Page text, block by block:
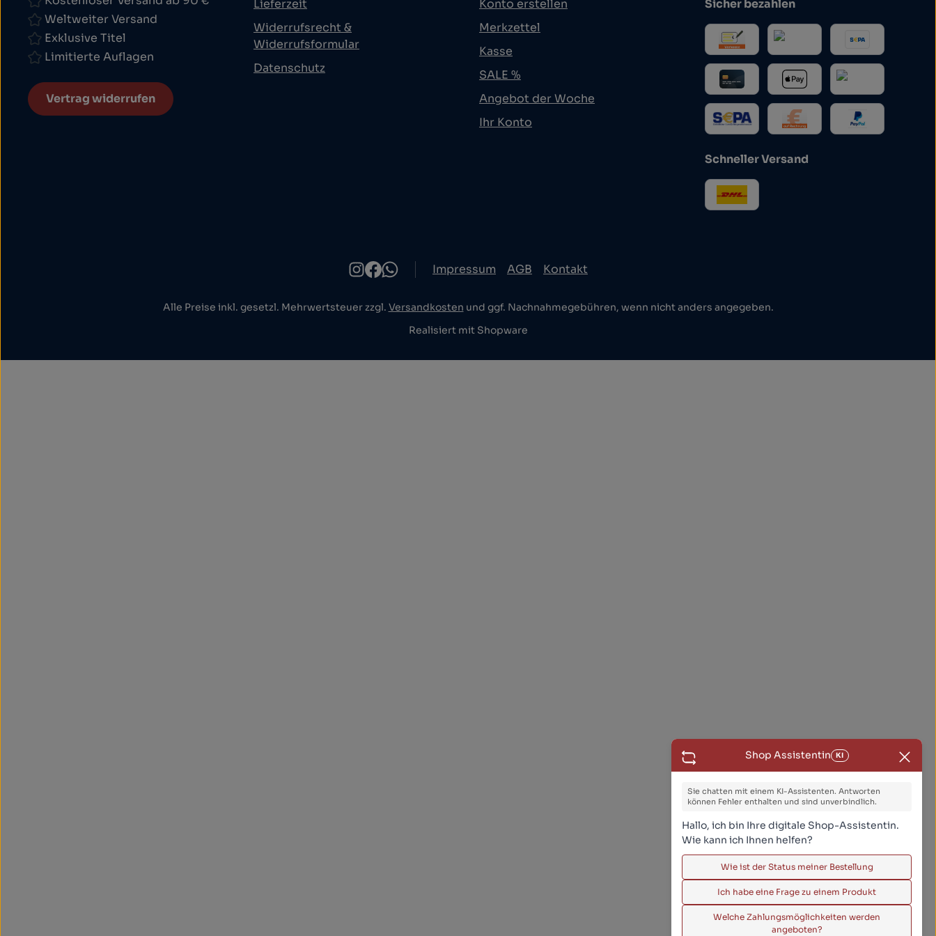
Weltweiter Versand
Exklusive Titel
Limitierte Auflagen
Vertrag widerrufen
Lieferzeit
Widerrufsrecht &
Widerrufsformular
Datenschutz
Konto erstellen
Merkzettel
Kasse
SALE %
Angebot der Woche
Ihr Konto
Sicher bezahlen
Schneller Versand
Impressum AGB Kontakt
Alle Preise inkl. gesetzl. Mehrwertsteuer zzgl. Versandkosten und ggf. Nachnahmegebühren, wenn nicht anders angegeben.
Realisiert mit Shopware
Shop Assistentin KI
Sie chatten mit einem KI-Assistenten. Antworten
können Fehler enthalten und sind unverbindlich.
Hallo, ich bin Ihre digitale Shop-Assistentin.
Wie kann ich Ihnen helfen?
Wie ist der Status meiner Bestellung
Ich habe eine Frage zu einem Produkt
Welche Zahlungsmöglichkeiten werden
angeboten?